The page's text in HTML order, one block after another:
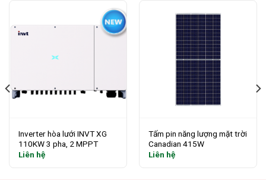
Inverter hòa lưới INVT XG
110KW 3 pha, 2 MPPT
Liên hệ
Tấm pin năng lượng mặt trời
Canadian 415W
Liên hệ